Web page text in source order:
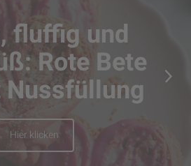
fluffig und
Rote Bete
Hier klicken